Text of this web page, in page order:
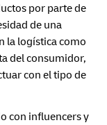
por parte de
de una
la logística como
del consumidor,
con el tipo de
con influencers y